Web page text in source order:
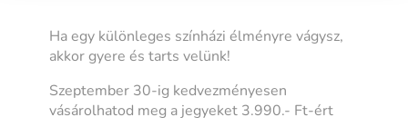
Ha egy különleges színházi élményre vágysz,
akkor gyere és tarts velünk!
Szeptember 30-ig kedvezményesen
vásárolhatod meg a jegyeket 3.990.- Ft-ért